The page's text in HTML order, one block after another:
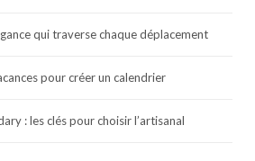
qui traverse chaque déplacement
pour créer un calendrier
: les clés pour choisir l’artisanal